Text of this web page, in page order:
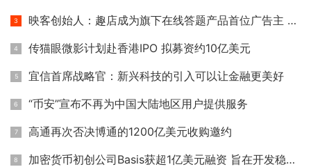
映客创始人：趣店成为旗下在线答题产品首位广告主 广告费为
传猫眼微影计划赴香港IPO 拟募资约10亿美元
宜信首席战略官：新兴科技的引入可以让金融更美好
“币安”宣布不再为中国大陆地区用户提供服务
高通再次否决博通的1200亿美元收购邀约
加密货币初创公司Basis获超1亿美元融资 旨在开发稳定加密货币